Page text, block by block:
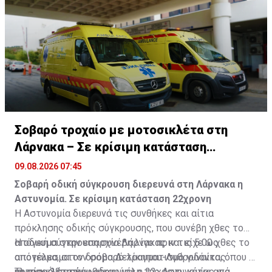
Σοβαρό τροχαίο με μοτοσικλέτα στη
Λάρνακα – Σε κρίσιμη κατάσταση
22χρονη
09.08.2026 07:45
Σοβαρή οδική σύγκρουση διερευνά στη Λάρνακα η
Αστυνομία. Σε κρίσιμη κατάσταση 22χρονη
Η Αστυνομία διερευνά τις συνθήκες και αίτια
πρόκλησης οδικής σύγκρουσης, που συνέβη χθες το
απόγευμα στην επαρχία Λάρνακας και είχε ως
αποτέλεσμα τον σοβαρό τραυματισμό γυναίκας
Η οδική σύγκρουση συνέβη λίγο πριν τις 5.00 χθες το
απόγευμα, στον δρόμο Δελίκηπου-Λυθροδόντα, όπου η